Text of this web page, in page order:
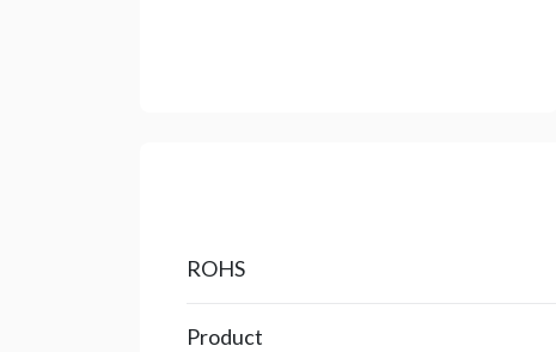
ROHS
Product